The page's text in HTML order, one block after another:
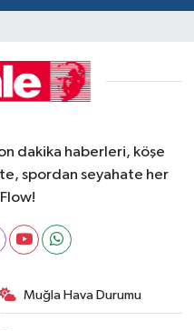
dakika haberleri, köşe
spordan seyahate her
Muğla Hava Durumu